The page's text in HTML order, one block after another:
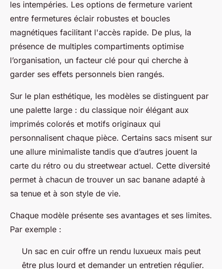
les intempéries. Les options de fermeture varient
entre fermetures éclair robustes et boucles
magnétiques facilitant l'accès rapide. De plus, la
présence de multiples compartiments optimise
l’organisation, un facteur clé pour qui cherche à
garder ses effets personnels bien rangés.
Sur le plan esthétique, les modèles se distinguent par
une palette large : du classique noir élégant aux
imprimés colorés et motifs originaux qui
personnalisent chaque pièce. Certains sacs misent sur
une allure minimaliste tandis que d’autres jouent la
carte du rétro ou du streetwear actuel. Cette diversité
permet à chacun de trouver un sac banane adapté à
sa tenue et à son style de vie.
Chaque modèle présente ses avantages et ses limites.
Par exemple :
Un sac en cuir offre un rendu luxueux mais peut
être plus lourd et demander un entretien régulier.